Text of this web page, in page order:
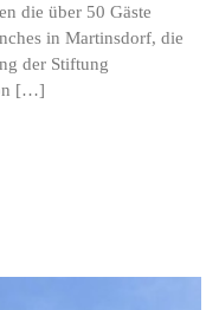
die über 50 Gäste
in Martinsdorf, die
der Stiftung
[…]